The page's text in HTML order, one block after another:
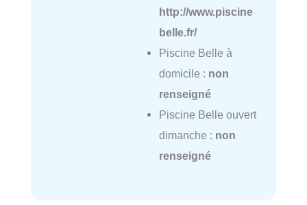
http://www.piscine
belle.fr/
Piscine Belle à
domicile : non
renseigné
Piscine Belle ouvert
dimanche : non
renseigné